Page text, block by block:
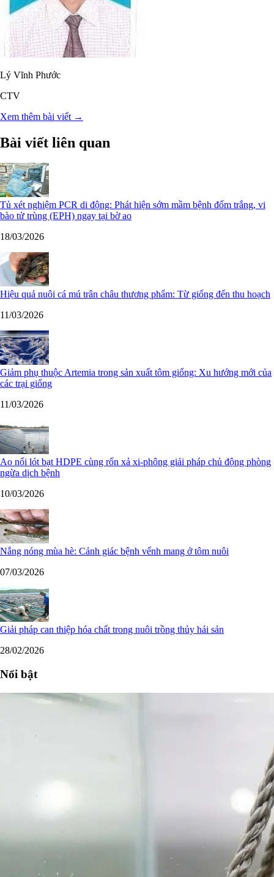
Lý Vĩnh Phước
CTV
Xem thêm bài viết →
Bài viết liên quan
Tủ xét nghiệm PCR di động: Phát hiện sớm mầm bệnh đốm trắng, vi
bào tử trùng (EPH) ngay tại bờ ao
18/03/2026
Hiệu quả nuôi cá mú trân châu thương phẩm: Từ giống đến thu hoạch
11/03/2026
Giảm phụ thuộc Artemia trong sản xuất tôm giống: Xu hướng mới của
các trại giống
11/03/2026
Ao nổi lót bạt HDPE cùng rốn xả xi-phông giải pháp chủ động phòng
ngừa dịch bệnh
10/03/2026
Nắng nóng mùa hè: Cảnh giác bệnh vểnh mang ở tôm nuôi
07/03/2026
Giải pháp can thiệp hóa chất trong nuôi trồng thủy hải sản
28/02/2026
Nổi bật